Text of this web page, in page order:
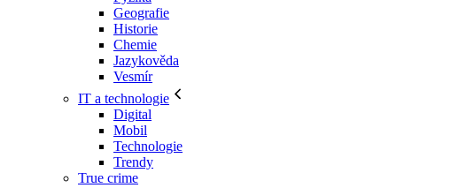
Geografie
Historie
Chemie
Jazykověda
Vesmír
IT a technologie
Digital
Mobil
Technologie
Trendy
True crime